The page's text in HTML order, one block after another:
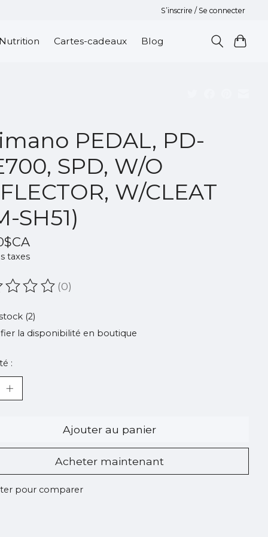
S’inscrire / Se connecter
Cartes-cadeaux Blog
PEDAL, PD-
SPD, W/O
W/CLEAT
SH51)
taxes
est évalué à
(0)
(2)
la disponibilité en boutique
:
Ajouter au panier
Acheter maintenant
pour comparer